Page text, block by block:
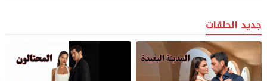
جديد الحلقات